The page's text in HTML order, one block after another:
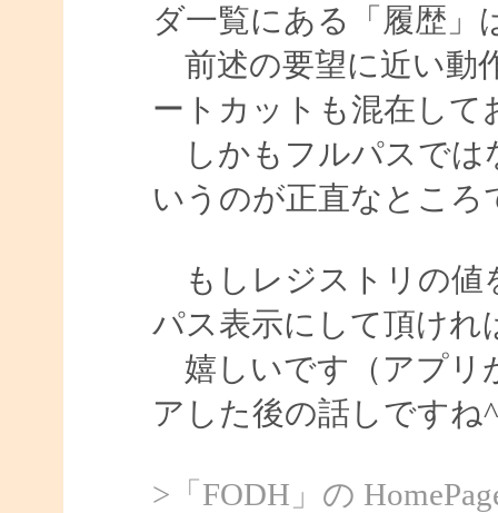
ダ一覧にある「履歴」
前述の要望に近い動
ートカットも混在して
しかもフルパスでは
いうのが正直なところ
もしレジストリの値
パス表示にして頂けれ
嬉しいです（アプリ
アした後の話しですね
>「FODH」の